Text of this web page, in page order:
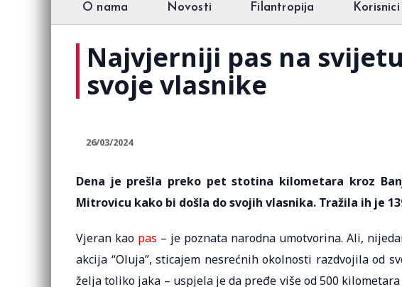
O nama Novosti Filantropija
Najvjerniji pas na
svoje vlasnike
26/03/2024
Dena je prešla preko pet stotina kilometara kroz
Mitrovicu kako bi došla do svojih vlasnika. Tražila ih je
Vjeran kao pas – je poznata narodna umotvorina. Ali,
akcija “Oluja”, sticajem nesrećnih okolnosti razdvojila od
želja toliko jaka – uspjela je da pređe više od 500